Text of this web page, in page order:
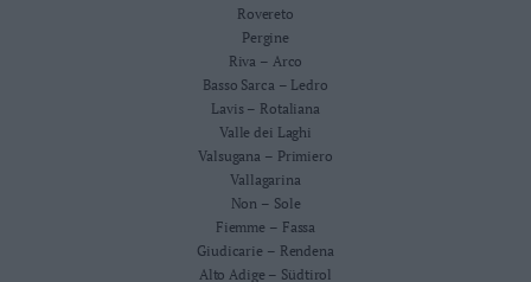
Rovereto
Pergine
Riva – Arco
Basso Sarca – Ledro
Lavis – Rotaliana
Valle dei Laghi
Valsugana – Primiero
Vallagarina
Non – Sole
Fiemme – Fassa
Giudicarie – Rendena
Alto Adige – Südtirol